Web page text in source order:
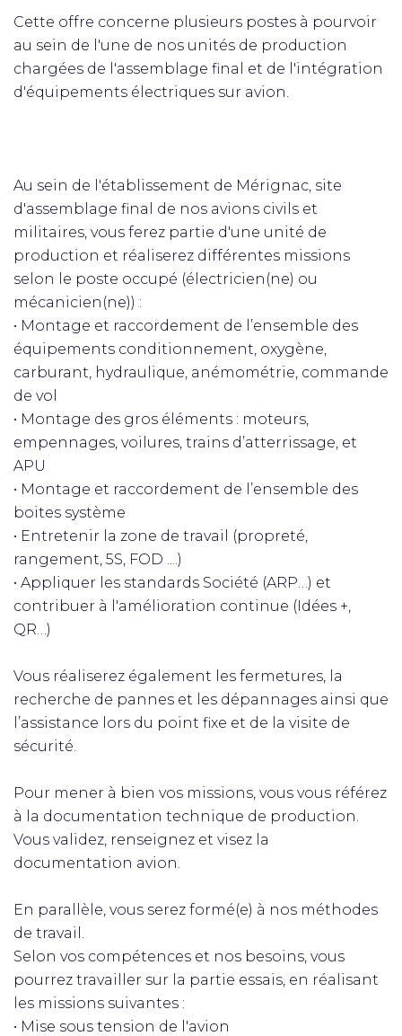
Cette offre concerne plusieurs postes à pourvoir
au sein de l'une de nos unités de production
chargées de l'assemblage final et de l'intégration
d'équipements électriques sur avion.
Au sein de l'établissement de Mérignac, site
d'assemblage final de nos avions civils et
militaires, vous ferez partie d'une unité de
production et réaliserez différentes missions
selon le poste occupé (électricien(ne) ou
mécanicien(ne)) :
• Montage et raccordement de l’ensemble des
équipements conditionnement, oxygène,
carburant, hydraulique, anémométrie, commande
de vol
• Montage des gros éléments : moteurs,
empennages, voilures, trains d’atterrissage, et
APU
• Montage et raccordement de l’ensemble des
boites système
• Entretenir la zone de travail (propreté,
rangement, 5S, FOD ....)
• Appliquer les standards Société (ARP…) et
contribuer à l'amélioration continue (Idées +,
QR…)
Vous réaliserez également les fermetures, la
recherche de pannes et les dépannages ainsi que
l’assistance lors du point fixe et de la visite de
sécurité.
Pour mener à bien vos missions, vous vous référez
à la documentation technique de production.
Vous validez, renseignez et visez la
documentation avion.
En parallèle, vous serez formé(e) à nos méthodes
de travail.
Selon vos compétences et nos besoins, vous
pourrez travailler sur la partie essais, en réalisant
les missions suivantes :
• Mise sous tension de l'avion